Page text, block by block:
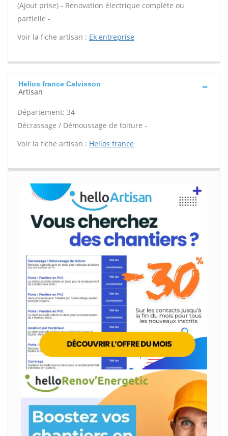
(Ajout prise) - Rénovation électrique complète ou
partielle -
Voir la fiche artisan : Ek entreprise
Helios france Calvisson
Artisan
Département: 34
Décrassage / Démoussage de toiture -
Voir la fiche artisan : Helios france